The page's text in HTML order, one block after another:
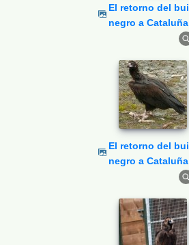
El retorno del buitre
negro a Cataluña
El retorno del buitre
negro a Cataluña